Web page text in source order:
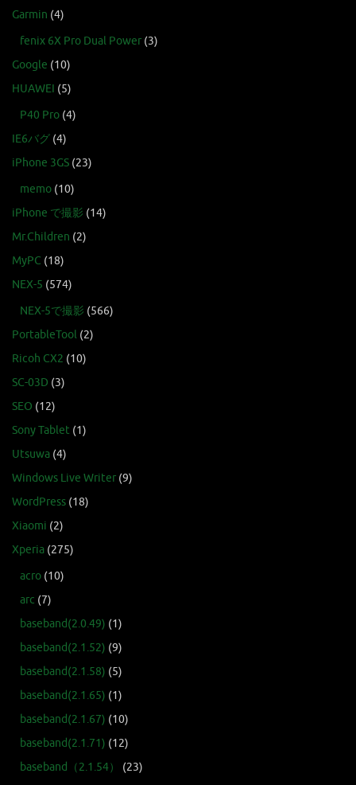
Garmin (4)
fenix 6X Pro Dual Power (3)
Google (10)
HUAWEI (5)
P40 Pro (4)
IE6バグ (4)
iPhone 3GS (23)
memo (10)
iPhone で撮影 (14)
Mr.Children (2)
MyPC (18)
NEX-5 (574)
NEX-5で撮影 (566)
PortableTool (2)
Ricoh CX2 (10)
SC-03D (3)
SEO (12)
Sony Tablet (1)
Utsuwa (4)
Windows Live Writer (9)
WordPress (18)
Xiaomi (2)
Xperia (275)
acro (10)
arc (7)
baseband(2.0.49) (1)
baseband(2.1.52) (9)
baseband(2.1.58) (5)
baseband(2.1.65) (1)
baseband(2.1.67) (10)
baseband(2.1.71) (12)
baseband（2.1.54）
(23)